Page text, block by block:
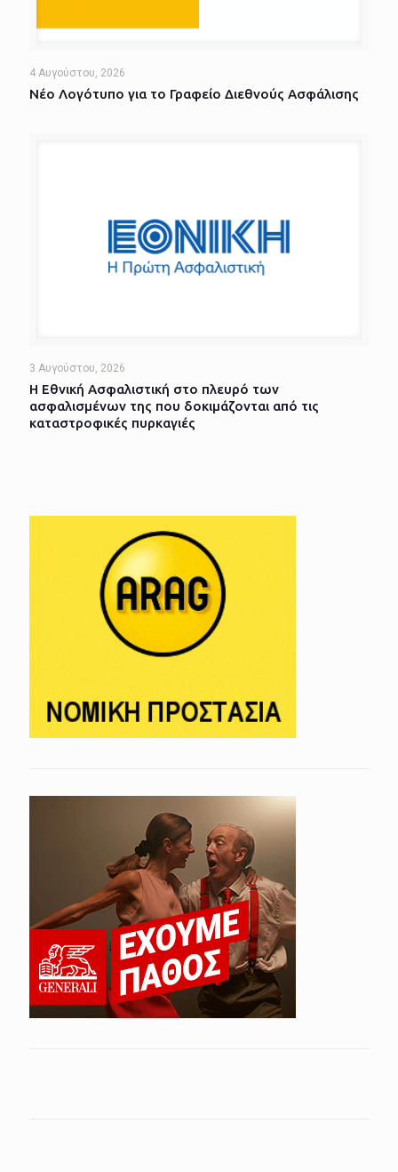
4 Αυγούστου, 2026
Νέο Λογότυπο για το Γραφείο Διεθνούς Ασφάλισης
3 Αυγούστου, 2026
Η Εθνική Ασφαλιστική στο πλευρό των
ασφαλισμένων της που δοκιμάζονται από τις
καταστροφικές πυρκαγιές